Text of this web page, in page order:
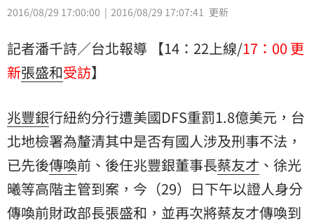
2016/08/29 17:00:00 2016/08/29 17:07:41 更新
記者潘千詩／台北報導 【14：22上線/17：00 更
新張盛和受訪】
兆豐銀行紐約分行遭美國DFS重罰1.8億美元，台
北地檢署為釐清其中是否有國人涉及刑事不法，
已先後傳喚前、後任兆豐銀董事長蔡友才 、徐光
曦等高階主管到案，今（29）日下午以證人身分
傳喚前財政部長張盛和，並再次將蔡友才傳喚到